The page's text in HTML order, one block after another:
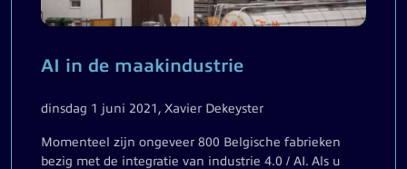
AI in de maakindustrie
dinsdag 1 juni 2021, Xavier Dekeyster
Momenteel zijn ongeveer 800 Belgische fabrieken
bezig met de integratie van industrie 4.0 / AI. Als u